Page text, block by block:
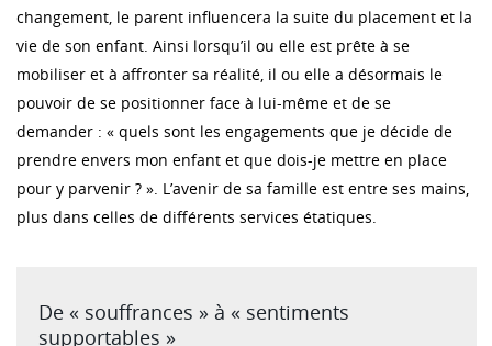
changement, le parent influencera la suite du placement et la
vie de son enfant. Ainsi lorsqu’il ou elle est prête à se
mobiliser et à affronter sa réalité, il ou elle a désormais le
pouvoir de se positionner face à lui-même et de se
demander : « quels sont les engagements que je décide de
prendre envers mon enfant et que dois-je mettre en place
pour y parvenir ? ». L’avenir de sa famille est entre ses mains,
plus dans celles de différents services étatiques.
De « souffrances » à « sentiments
supportables »